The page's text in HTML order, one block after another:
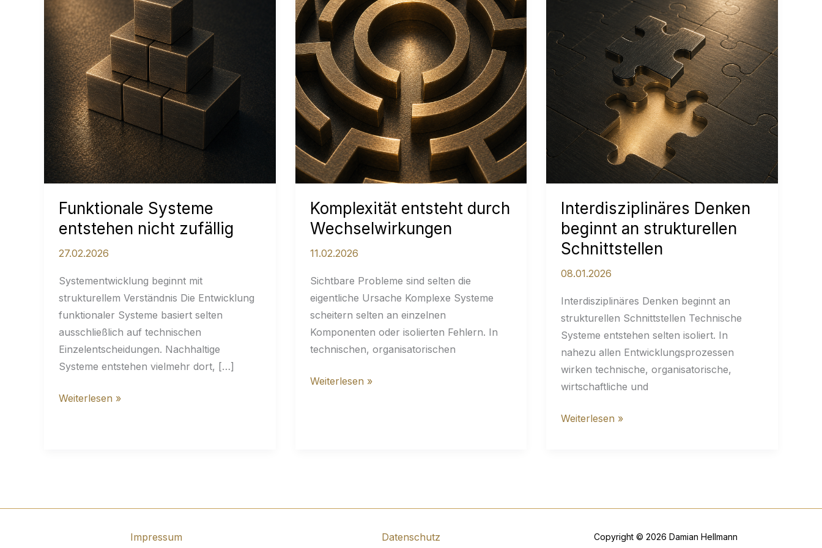
Funktionale Systeme
entstehen nicht zufällig
27.02.2026
Systementwicklung beginnt mit
strukturellem Verständnis Die Entwicklung
funktionaler Systeme basiert selten
ausschließlich auf technischen
Einzelentscheidungen. Nachhaltige
Systeme entstehen vielmehr dort, […]
Funktionale
Weiterlesen »
Komplexität entsteht durch
Wechselwirkungen
11.02.2026
Sichtbare Probleme sind selten die
eigentliche Ursache Komplexe Systeme
scheitern selten an einzelnen
Komponenten oder isolierten Fehlern. In
technischen, organisatorischen
Komplexität
Weiterlesen »
Interdisziplinäres Denken
beginnt an strukturellen
Schnittstellen
08.01.2026
Interdisziplinäres Denken beginnt an
strukturellen Schnittstellen Technische
Systeme entstehen selten isoliert. In
nahezu allen Entwicklungsprozessen
wirken technische, organisatorische,
wirtschaftliche und
Interdisziplinäres
Weiterlesen »
Impressum Datenschutz Copyright © 2026 Damian Hellmann